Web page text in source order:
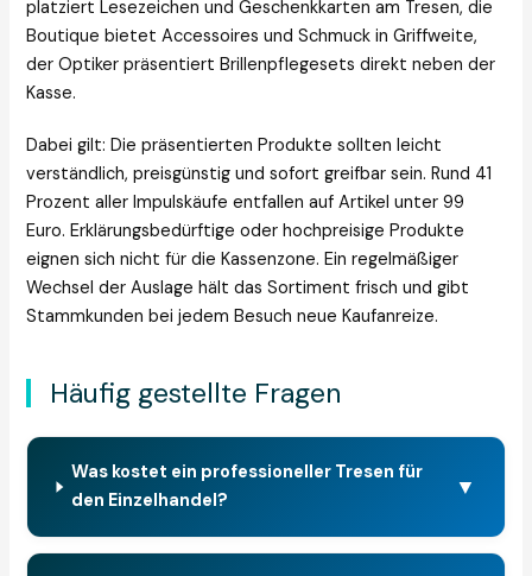
platziert Lesezeichen und Geschenkkarten am Tresen, die
Boutique bietet Accessoires und Schmuck in Griffweite,
der Optiker präsentiert Brillenpflegesets direkt neben der
Kasse.
Dabei gilt: Die präsentierten Produkte sollten leicht
verständlich, preisgünstig und sofort greifbar sein. Rund 41
Prozent aller Impulskäufe entfallen auf Artikel unter 99
Euro. Erklärungsbedürftige oder hochpreisige Produkte
eignen sich nicht für die Kassenzone. Ein regelmäßiger
Wechsel der Auslage hält das Sortiment frisch und gibt
Stammkunden bei jedem Besuch neue Kaufanreize.
Häufig gestellte Fragen
Was kostet ein professioneller Tresen für
den Einzelhandel?
▼